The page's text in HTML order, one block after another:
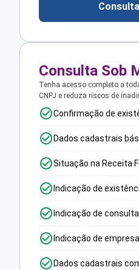
Consulta Sob
Tenha acesso completo a
CNPJ e reduza riscos de
Confirmação de
Dados cadastrais
Situação na Receita
Indicação de
Indicação de
Indicação de
Dados cadastrais